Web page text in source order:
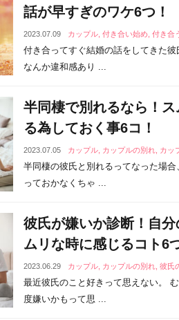
話が早すぎのワケ6つ！
2023.07.09 カップル ,付き合い始め ,付き合
付き合ってすぐ結婚の話をしてきた
なんか違和感あり ...
半同棲で別れるなら！
る為しておく事6コ！
2023.07.05 カップル カップルの別れ カッ
半同棲の彼氏と別れるってなった場
っておかなくちゃ ...
彼氏が嫌いか診断！自
ムリな時に感じるコト6
2023.06.29 カップル カップルの別れ ,彼氏
最近彼氏のこと好きって思えない。
度嫌いかもって思 ...